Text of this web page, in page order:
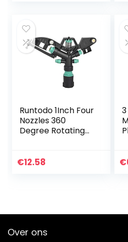
Runtodo 1Inch Four
Nozzles 360
Degree Rotating
Sprinkler Garden
€12.58 €
Over ons